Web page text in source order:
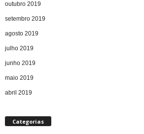
outubro 2019
setembro 2019
agosto 2019
julho 2019
junho 2019
maio 2019
abril 2019
Categorias